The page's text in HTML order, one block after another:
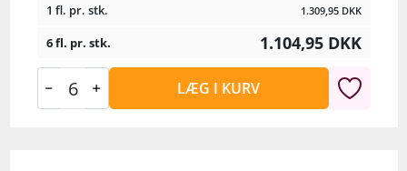
1 fl. pr. stk. 1.309,95 DKK
6 fl. pr. stk. 1.104,95 DKK
LÆG I KURV